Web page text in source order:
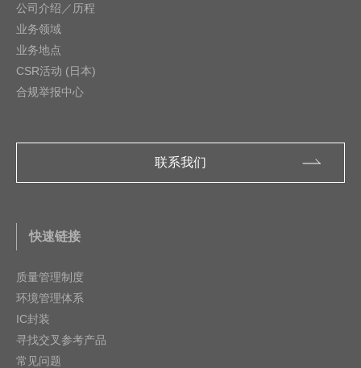
公司介绍／历程
业务领域
业务地点
CSR活动 (日本)
合规举报中心
联系我们
快速链接
质量管理制度
环境管理体系
IC封装
寻找交叉参考产品
常见问题